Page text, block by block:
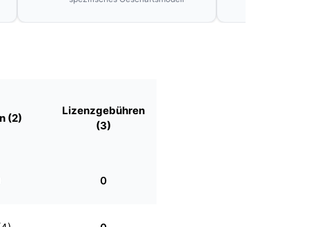
(2)
Lizenzgebühren
(3)
0